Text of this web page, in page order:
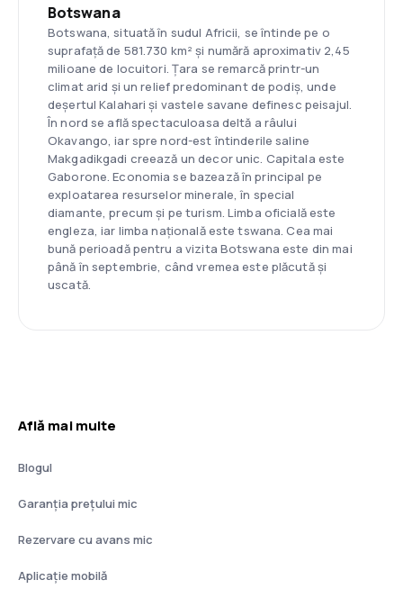
Botswana
Botswana, situată în sudul Africii, se întinde pe o
suprafață de 581.730 km² și numără aproximativ 2,45
milioane de locuitori. Țara se remarcă printr-un
climat arid și un relief predominant de podiș, unde
deșertul Kalahari și vastele savane definesc peisajul.
În nord se află spectaculoasa deltă a râului
Okavango, iar spre nord-est întinderile saline
Makgadikgadi creează un decor unic. Capitala este
Gaborone. Economia se bazează în principal pe
exploatarea resurselor minerale, în special
diamante, precum și pe turism. Limba oficială este
engleza, iar limba națională este tswana. Cea mai
bună perioadă pentru a vizita Botswana este din mai
până în septembrie, când vremea este plăcută și
uscată.
Află mai multe
Blogul
Garanția prețului mic
Rezervare cu avans mic
Aplicație mobilă